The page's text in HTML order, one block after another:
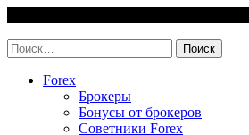
content
Найти:
Forex
Брокеры
Бонусы от брокеров
Советники Forex